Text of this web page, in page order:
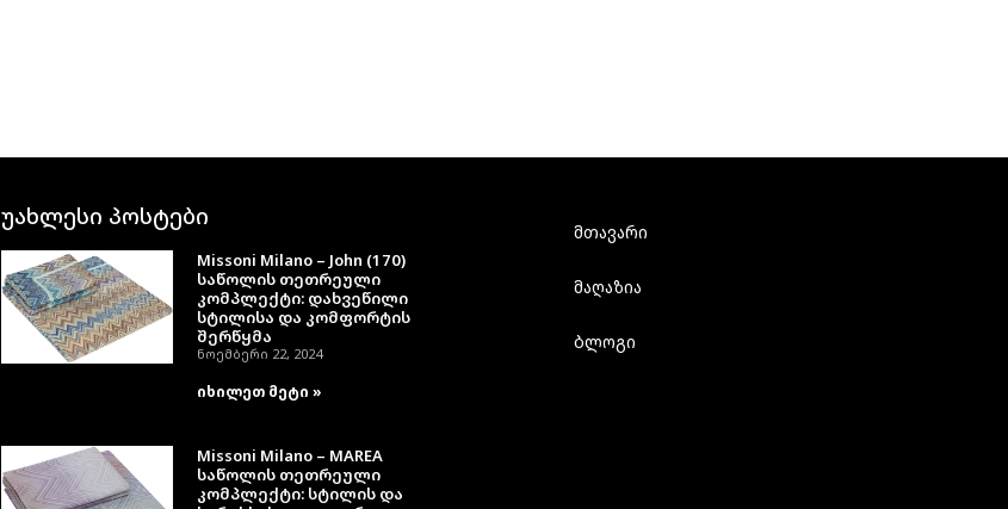
უახლესი პოსტები
Missoni Milano – John (170)
საწოლის თეთრეული
კომპლექტი: დახვეწილი
სტილისა და კომფორტის
შერწყმა
ნოემბერი 22, 2024
იხილეთ მეტი »
Missoni Milano – MAREA
საწოლის თეთრეული
კომპლექტი: სტილის და
მთავარი
მაღაზია
ბლოგი